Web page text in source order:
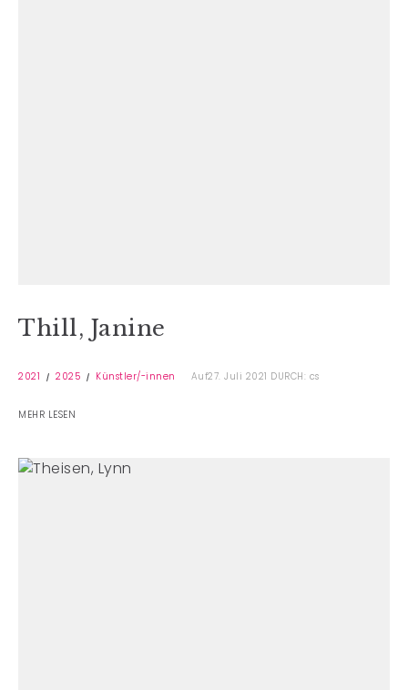
Thill, Janine
2021 2025 Künstler/-innen Auf27. Juli 2021 DURCH: cs
MEHR LESEN